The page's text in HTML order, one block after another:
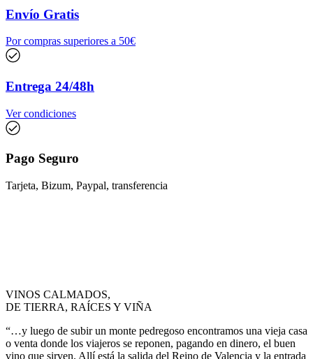
Envío Gratis
Por compras superiores a 50€
Entrega 24/48h
Ver condiciones
Pago Seguro
Tarjeta, Bizum, Paypal, transferencia
VINOS CALMADOS,
DE TIERRA, RAÍCES Y VIÑA
“…y luego de subir un monte pedregoso encontramos una vieja casa
o venta donde los viajeros se reponen, pagando en dinero, el buen
vino que sirven. Allí está la salida del Reino de Valencia y la entrada